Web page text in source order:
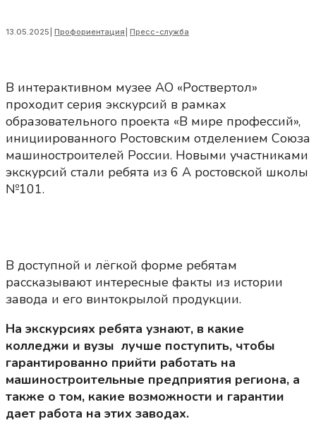
13.05.2025 Профориентация Пресс-служба
В интерактивном музее АО «Роствертол»
проходит серия экскурсий в рамках
образовательного проекта «В мире профессий»,
инициированного Ростовским отделением Союза
машиностроителей России. Новыми участниками
экскурсий стали ребята из 6 А ростовской школы
№101.
В доступной и лёгкой форме ребятам
рассказывают интересные факты из истории
завода и его винтокрылой продукции.
На экскурсиях ребята узнают, в какие
колледжи и вузы лучше поступить, чтобы
гарантированно прийти работать на
машиностроительные предприятия региона, а
также о том, какие возможности и гарантии
дает работа на этих заводах.